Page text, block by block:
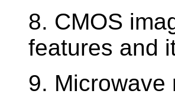
8. CMOS
features and
9. Microwave